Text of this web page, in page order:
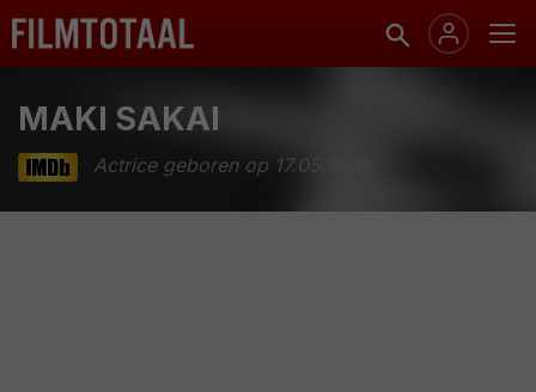
MAKI SAKAI
Actrice geboren op 17.05.1970